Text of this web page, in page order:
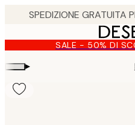
content.
SALE - 50% DI
▸